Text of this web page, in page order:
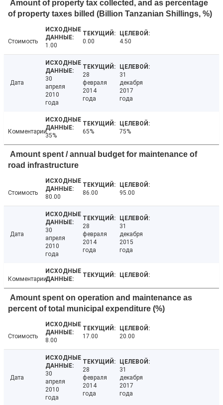
Amount of property tax collected, and as percentage
of property taxes billed (Billion Tanzanian Shillings, %)
Стоимость
1.00
0.00 4.50
Дата
30
апреля
2010
года
28
февраля
2014
года
31
декабря
2017
года
Комментарии
35%
65% 75%
Amount spent / annual budget for maintenance of
road infrastructure
Стоимость
80.00
86.00 95.00
Дата
30
апреля
2010
года
28
февраля
2014
года
31
декабря
2015
года
Комментарии
Amount spent on operation and maintenance as
percent of total municipal expenditure (%)
Стоимость
8.00
17.00 20.00
Дата
30
апреля
2010
года
28
февраля
2014
года
31
декабря
2017
года